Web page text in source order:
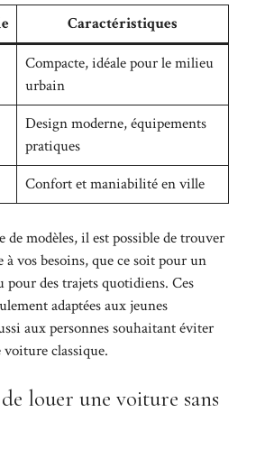
Caractéristiques
Compacte, idéale pour le milieu
urbain
Design moderne, équipements
pratiques
Confort et maniabilité en ville
de modèles, il est possible de trouver
vos besoins, que ce soit pour un
pour des trajets quotidiens. Ces
adaptées aux jeunes
aux personnes souhaitant éviter
voiture classique.
louer une voiture sans